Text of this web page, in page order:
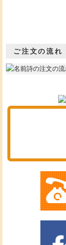
ご注文の流れ